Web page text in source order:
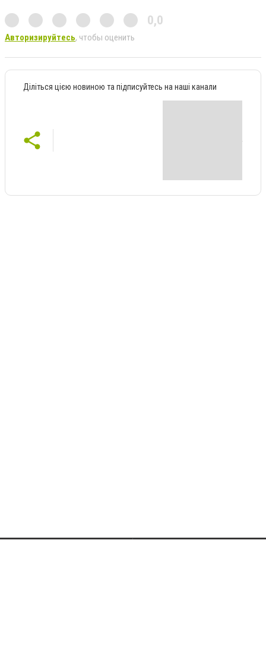
0,0
Авторизируйтесь, чтобы оценить
Діліться цією новиною та підписуйтесь на наші канали